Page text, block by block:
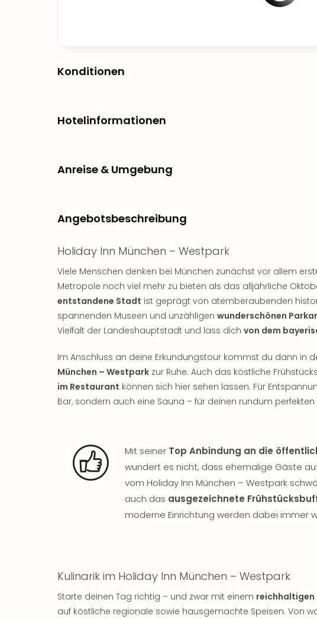
Konditionen
Hotelinformationen
Anreise & Umgebung
Angebotsbeschreibung
Holiday Inn München – Westpark
Viele Menschen denken bei München zunächst vor allem
Metropole noch viel mehr zu bieten als das alljährliche
entstandene Stadt ist geprägt von atemberaubenden
spannenden Museen und unzähligen wunderschönen
Vielfalt der Landeshauptstadt und lass dich von dem
Im Anschluss an deine Erkundungstour kommst du dann in
München – Westpark zur Ruhe. Auch das köstliche
im Restaurant können sich hier sehen lassen. Für
Bar, sondern auch eine Sauna – für deinen rundum perfekten
Mit seiner Top Anbindung an die
wundert es nicht, dass ehemalige Gäste
vom Holiday Inn München – Westpark
auch das ausgezeichnete
moderne Einrichtung werden dabei immer
Kulinarik im Holiday Inn München – Westpark
Starte deinen Tag richtig – und zwar mit einem
auf köstliche regionale sowie hausgemachte Speisen. Von